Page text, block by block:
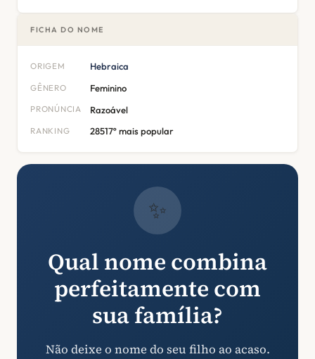
FICHA DO NOME
ORIGEM Hebraica
GÊNERO Feminino
PRONÚNCIA Razoável
RANKING 28517º mais popular
✨
Qual nome combina
perfeitamente com
sua família?
Não deixe o nome do seu filho ao acaso.